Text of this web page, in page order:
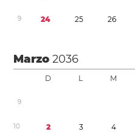
9 24 25 26
Marzo2036
D L M
9
10 2 3 4